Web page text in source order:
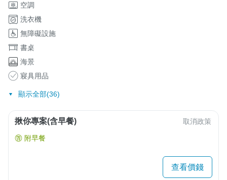
空調
洗衣機
無障礙設施
書桌
海景
寢具用品
顯示全部(36)
揪你專案(含早餐) 取消政策
附早餐
查看價錢